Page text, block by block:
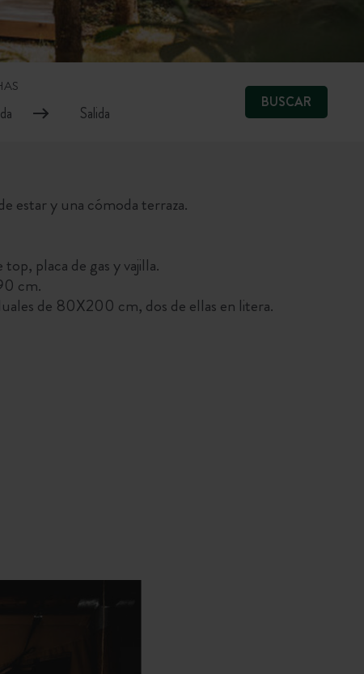
BUSCAR
estar y una cómoda terraza.
placa de gas y vajilla.
cm.
de 80X200 cm, dos de ellas en litera.